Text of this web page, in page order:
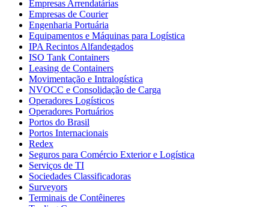
Empresas Arrendatárias
Empresas de Courier
Engenharia Portuária
Equipamentos e Máquinas para Logística
IPA Recintos Alfandegados
ISO Tank Containers
Leasing de Containers
Movimentação e Intralogística
NVOCC e Consolidação de Carga
Operadores Logísticos
Operadores Portuários
Portos do Brasil
Portos Internacionais
Redex
Seguros para Comércio Exterior e Logística
Serviços de TI
Sociedades Classificadoras
Surveyors
Terminais de Contêineres